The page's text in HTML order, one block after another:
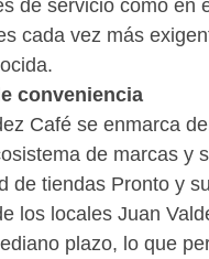
de servicio como en
cada vez más
conveniencia
Café se enmarca
de marcas y
de tiendas Pronto y
los locales Juan
plazo, lo que